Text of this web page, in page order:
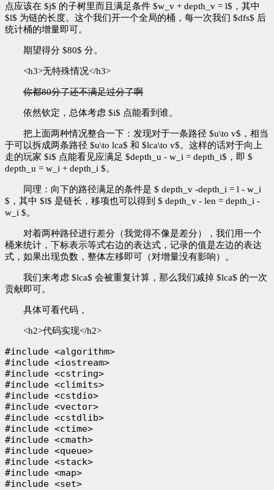
点应该在 $j$ 的子树里而且满足条件 $w_v + depth_v = l$，其中
$l$ 为链的长度。这个我们开一个全局的桶，每一次我们 $dfs$ 后
统计桶的增量即可。
期望得分 $80$ 分。
<h3>无特殊情况</h3>
你都80分了还不满足过分了啊
依然钦定，总体考虑 $i$ 点能看到谁。
把上面两种情况整合一下：发现对于一条路径 $u\to v$，相当
于可以拆成两条路径 $u\to lca$ 和 $lca\to v$。这样的话对于向上
走的玩家 $i$ 点能看见应满足 $depth_u - w_i = depth_i$，即 $
depth_u = w_i + depth_i $。
同理：向下的路径满足的条件是 $ depth_v -depth_i = l - w_i
$，其中 $l$ 是链长，移项也可以得到 $ depth_v - len = depth_i -
w_i $。
对着两种路径进行差分（我觉得不像是差分），我们用一个
桶来统计，下标表示等式右边的表达式，记录的值是左边的表达
式，如果出现负数，整体左移即可（对增量没有影响）。
我们来考虑 $lca$ 会被重复计算，那么我们减掉 $lca$ 的一次
贡献即可。
具体可看代码，
<h2>代码实现</h2>
#include <algorithm>
#include <iostream>
#include <cstring>
#include <climits>
#include <cstdio>
#include <vector>
#include <cstdlib>
#include <ctime>
#include <cmath>
#include <queue>
#include <stack>
#include <map>
#include <set>